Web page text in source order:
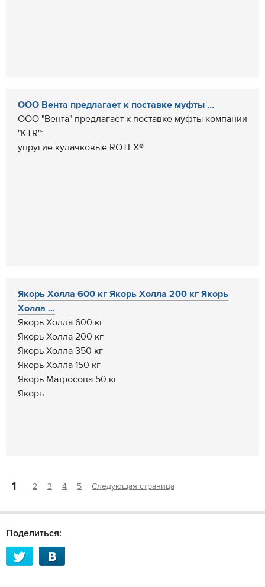
ООО Вента предлагает к поставке муфты ...
ООО "Вента" предлагает к поставке муфты компании
"KTR":
упругие кулачковые ROTEX®...
Якорь Холла 600 кг Якорь Холла 200 кг Якорь
Холла ...
Якорь Холла 600 кг
Якорь Холла 200 кг
Якорь Холла 350 кг
Якорь Холла 150 кг
Якорь Матросова 50 кг
Якорь...
1 2 3 4 5 Следующая страница
Поделиться: